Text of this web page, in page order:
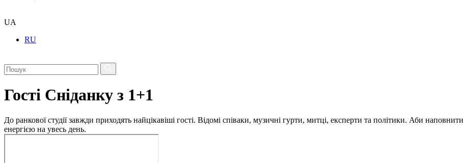
UA
RU
Гості Сніданку з 1+1
До ранкової студії завжди приходять найцікавіші гості. Відомі співаки, музичні гурти, митці, експерти та політики. Аби
енергією на увесь день.